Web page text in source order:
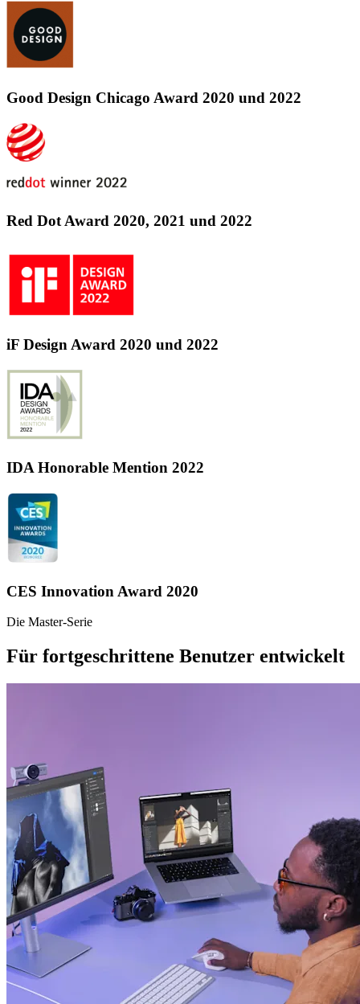
Good Design Chicago Award 2020 und 2022
Red Dot Award 2020, 2021 und 2022
iF Design Award 2020 und 2022
IDA Honorable Mention 2022
CES Innovation Award 2020
Die Master-Serie
Für fortgeschrittene Benutzer entwickelt